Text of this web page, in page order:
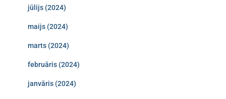
jūlijs (2024)
maijs (2024)
marts (2024)
februāris (2024)
janvāris (2024)